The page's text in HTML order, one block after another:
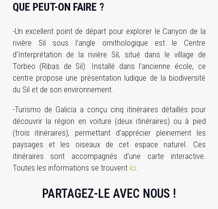
QUE PEUT-ON FAIRE ?
-Un excellent point de départ pour explorer le Canyon de la
rivière Sil sous l’angle ornithologique est le Centre
d’Interprétation de la rivière Sil, situé dans le village de
Torbeo (Ribas de Sil). Installé dans l’ancienne école, ce
centre propose une présentation ludique de la biodiversité
du Sil et de son environnement.
-Turismo de Galicia a conçu cinq itinéraires détaillés pour
découvrir la région en voiture (deux itinéraires) ou à pied
(trois itinéraires), permettant d’apprécier pleinement les
paysages et les oiseaux de cet espace naturel. Ces
itinéraires sont accompagnés d’une carte interactive.
Toutes les informations se trouvent ici.
PARTAGEZ-LE AVEC NOUS !